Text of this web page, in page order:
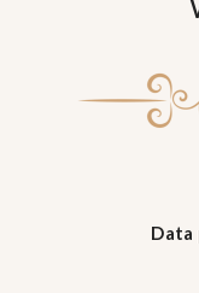
Data